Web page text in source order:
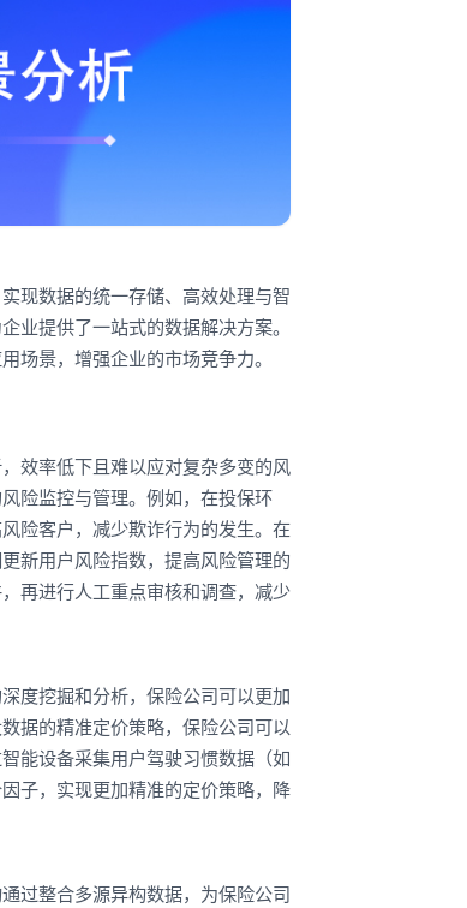
现数据的统一存储、高效处理与智
业提供了一站式的数据解决方案。
场景，增强企业的市场竞争力。
效率低下且难以应对复杂多变的风
险监控与管理。例如，在投保环
险客户，减少欺诈行为的发生。在
新用户风险指数，提高风险管理的
再进行人工重点审核和调查，减少
度挖掘和分析，保险公司可以更加
据的精准定价策略，保险公司可以
能设备采集用户驾驶习惯数据（如
子，实现更加精准的定价策略，降
过整合多源异构数据，为保险公司